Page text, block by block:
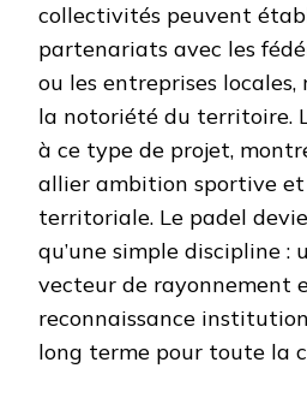
collectivités peuvent
partenariats avec les
ou les entreprises
la notoriété du territoire.
à ce type de projet,
allier ambition sportive
territoriale. Le padel
qu’une simple discipline :
vecteur de rayonnement
reconnaissance
long terme pour toute la